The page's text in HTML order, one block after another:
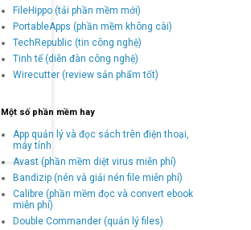
FileHippo (tải phần mềm mới)
PortableApps (phần mềm không cài)
TechRepublic (tin công nghệ)
Tinh tế (diễn đàn công nghệ)
Wirecutter (review sản phẩm tốt)
Một số phần mềm hay
App quản lý và đọc sách trên điện thoại,
máy tính
Avast (phần mềm diệt virus miễn phí)
Bandizip (nén và giải nén file miễn phí)
Calibre (phần mềm đọc và convert ebook
miễn phí)
Double Commander (quản lý files)